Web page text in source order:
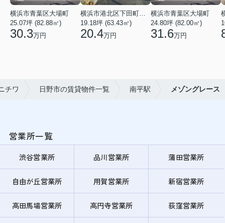
横浜市青葉区大場町
25.07坪 (82.88㎡)
30.3万円
19.18坪 (63.43㎡)
20.4万円
横浜市青葉区大場町
24.80坪 (82.00㎡)
31.6万円
チワ 日野市の賃貸物件一覧 南平駅 メゾングレース
営業所一覧
渋谷営業所 品川営業所 蒲田営業所
自由が丘営業所 用賀営業所 新宿営業所
高田馬場営業所 高円寺営業所 荻窪営業所